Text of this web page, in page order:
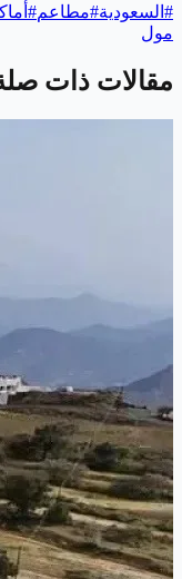
# السعودية#مطاعم#
مول
مقالات ذات